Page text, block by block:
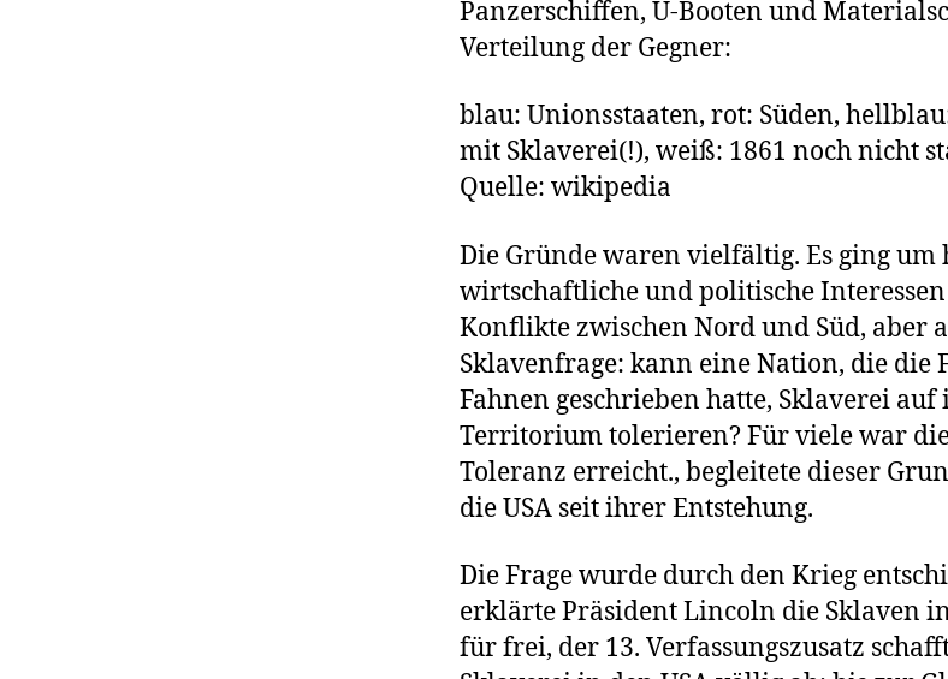
Panzerschiffen, U-Booten und
Verteilung der Gegner:
blau: Unionsstaaten, rot: Süden,
mit Sklaverei(!), weiß: 1861 noch nicht
Quelle: wikipedia
Die Gründe waren vielfältig. Es ging um
wirtschaftliche und politische
Konflikte zwischen Nord und Süd, aber
Sklavenfrage: kann eine Nation, die die
Fahnen geschrieben hatte, Sklaverei
Territorium tolerieren? Für viele war
Toleranz erreicht., begleitete dieser
die USA seit ihrer Entstehung.
Die Frage wurde durch den Krieg
erklärte Präsident Lincoln die Sklaven
für frei, der 13. Verfassungszusatz